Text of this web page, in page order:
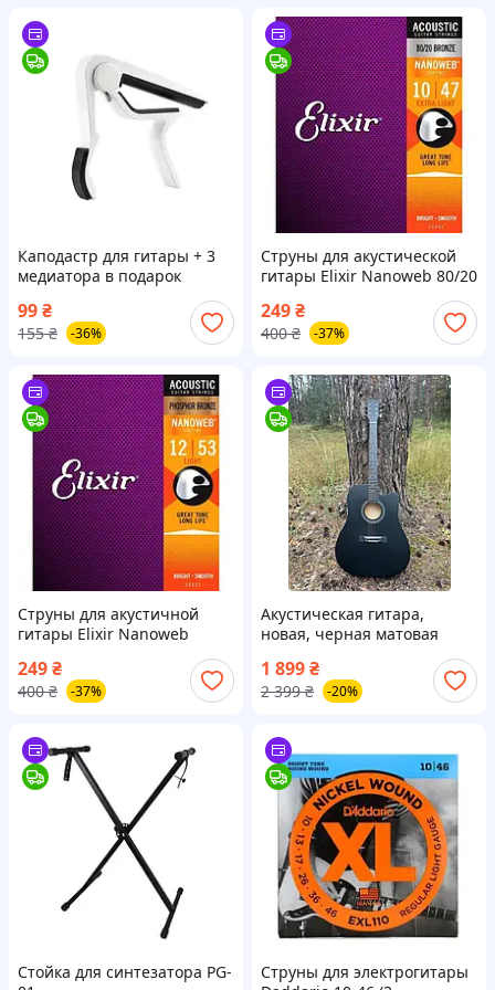
Каподастр для гитары + 3
медиатора в подарок
99₴
155 ₴ -36%
Струны для акустической
гитары Elixir Nanoweb 80/20
bronze 10-47 (3 медиатора в
подарок)
249₴
400 ₴ -37%
Струны для акустичной
гитары Elixir Nanoweb
Phosphor bronze 12-53 + 3
медиатора в подарок
249₴
400 ₴ -37%
Акустическая гитара,
новая, черная матовая
1 899₴
2 399 ₴ -20%
Стойка для синтезатора PG-
Струны для электрогитары